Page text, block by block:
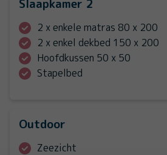
Slaapkamer 2
2 x enkele matras 80 x 200
2 x enkel dekbed 150 x 200
Hoofdkussen 50 x 50
Stapelbed
Outdoor
Zeezicht